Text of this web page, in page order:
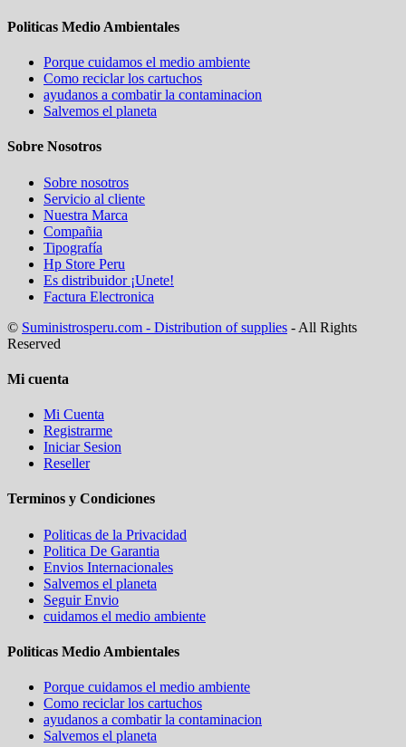
Politicas Medio Ambientales
Porque cuidamos el medio ambiente
Como reciclar los cartuchos
ayudanos a combatir la contaminacion
Salvemos el planeta
Sobre Nosotros
Sobre nosotros
Servicio al cliente
Nuestra Marca
Compañia
Tipografía
Hp Store Peru
Es distribuidor ¡Unete!
Factura Electronica
© Suministrosperu.com - Distribution of supplies - All Rights
Reserved
Mi cuenta
Mi Cuenta
Registrarme
Iniciar Sesion
Reseller
Terminos y Condiciones
Politicas de la Privacidad
Politica De Garantia
Envios Internacionales
Salvemos el planeta
Seguir Envio
cuidamos el medio ambiente
Politicas Medio Ambientales
Porque cuidamos el medio ambiente
Como reciclar los cartuchos
ayudanos a combatir la contaminacion
Salvemos el planeta